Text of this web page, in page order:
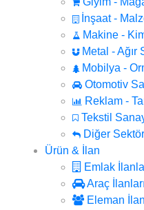
İnşaat -
Makine -
Metal - Ağır
Mobilya -
Otomotiv
Reklam -
Tekstil
Diğer
Ürün & İlan
Emlak
Araç İlanları
Eleman